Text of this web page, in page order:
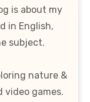
is about my
in English,
subject.
nature &
video games.